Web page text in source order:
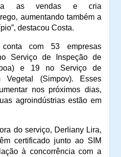
as vendas e cria
aumentando também a
destacou Costa.
com 53 empresas
Serviço de Inspeção de
e 19 no Serviço de
Vegetal (Simpov). Esses
nos próximos dias,
agroindústrias estão em
do serviço, Derliany Lira,
certificado junto ao SIM
à concorrência com a